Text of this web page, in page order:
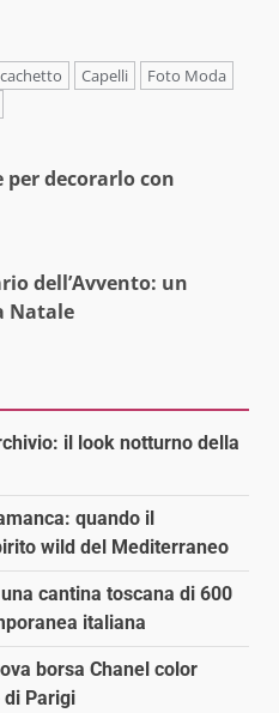
cachetto Capelli
Foto Moda
per decorarlo con
dell’Avvento: un
Natale
il look notturno della
quando il
wild del Mediterraneo
cantina toscana di 600
italiana
borsa Chanel color
di Parigi